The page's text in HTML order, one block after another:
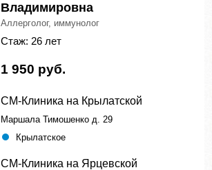
Владимировна
Аллерголог, иммунолог
Стаж: 26 лет
1 950 руб.
СМ-Клиника на Крылатской
Маршала Тимошенко д. 29
Крылатское
СМ-Клиника на Ярцевской